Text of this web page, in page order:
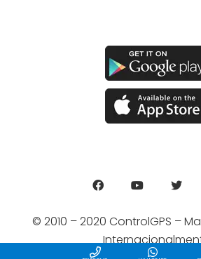
© 2010 – 2020 ControlGPS –